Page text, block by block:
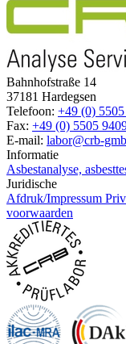
Bahnhofstraße 14
37181 Hardegsen
Telefoon: +49 (0)
Fax: +49 (0) 5505
E-mail: labor@crb-
Informatie
Asbestanalyse,
Juridische
Afdruk/Impressum
voorwaarden